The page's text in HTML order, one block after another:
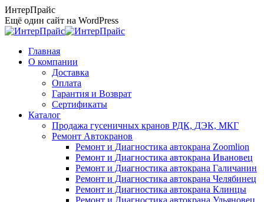
Перейти
к
содержанию
ИнтерПрайс
Ещё один сайт на WordPress
Главная
О компании
Доставка
Оплата
Гарантия и Возврат
Сертификаты
Каталог
Продажа гусеничных кранов РДК, ДЭК, МКГ
Ремонт Автокранов
Ремонт и Диагностика автокрана Zoomlion
Ремонт и Диагностика автокрана Ивановец
Ремонт и Диагностика автокрана Галичанин
Ремонт и Диагностика автокрана Челябинец
Ремонт и Диагностика автокрана Клинцы
Ремонт и Диагностика автокрана Ульяновец